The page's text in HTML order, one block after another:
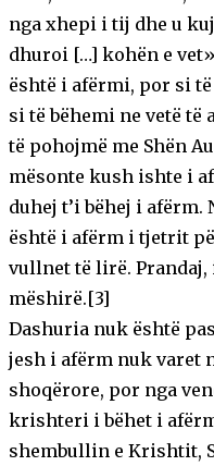
nga xhepi i tij dhe u
dhuroi […] kohën e
është i afërmi, por si
si të bëhemi ne vetë
të pohojmë me Shën
mësonte kush ishte i
duhej t’i bëhej i afërm.
është i afërm i tjetrit
vullnet të lirë. Prandaj,
mëshirë.[3]
Dashuria nuk është
jesh i afërm nuk varet
shoqërore, por nga
krishteri i bëhet i
shembullin e Krishtit,